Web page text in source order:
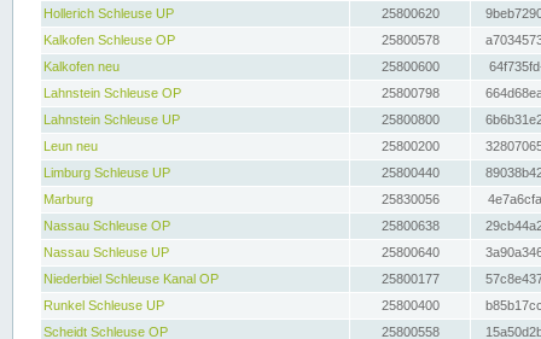
Hollerich Schleuse UP
25800620
Kalkofen Schleuse OP
25800578
Kalkofen neu
25800600
Lahnstein Schleuse OP
25800798
Lahnstein Schleuse UP
25800800
Leun neu
25800200
Limburg Schleuse UP
25800440
Marburg
25830056
Nassau Schleuse OP
25800638
Nassau Schleuse UP
25800640
Niederbiel Schleuse Kanal OP
25800177
Runkel Schleuse UP
25800400
Scheidt Schleuse OP
25800558